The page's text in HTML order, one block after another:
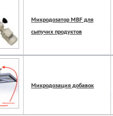
Микродозатор MBF для
сыпучих продуктов
Микродозация добавок